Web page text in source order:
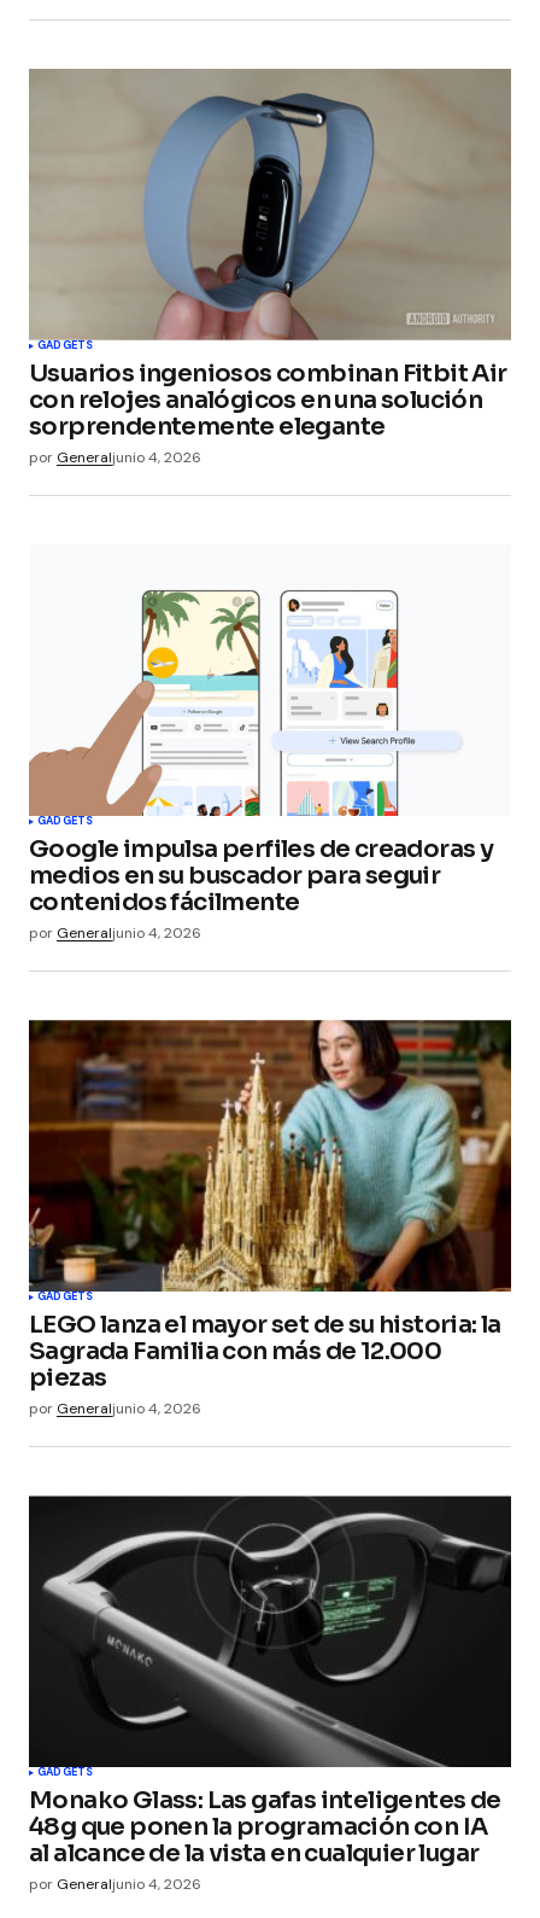
GADGETS
Usuarios ingeniosos combinan Fitbit Air
con relojes analógicos en una solución
sorprendentemente elegante
por Generaljunio 4, 2026
GADGETS
Google impulsa perfiles de creadoras y
medios en su buscador para seguir
contenidos fácilmente
por Generaljunio 4, 2026
GADGETS
LEGO lanza el mayor set de su historia: la
Sagrada Familia con más de 12.000
piezas
por Generaljunio 4, 2026
GADGETS
Monako Glass: Las gafas inteligentes de
48g que ponen la programación con IA
al alcance de la vista en cualquier lugar
por Generaljunio 4, 2026